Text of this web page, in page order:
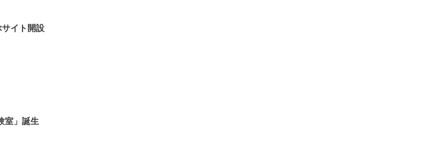
イト開設
室」誕生